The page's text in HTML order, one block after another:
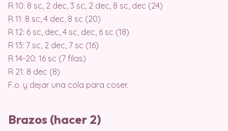
R 10: 8 sc, 2 dec, 3 sc, 2 dec, 8 sc, dec (24)
R 11: 8 sc, 4 dec, 8 sc (20)
R 12: 6 sc, dec, 4 sc, dec, 6 sc (18)
R 13: 7 sc, 2 dec, 7 sc (16)
R 14-20: 16 sc (7 filas)
R 21: 8 dec (8)
F.o. y dejar una cola para coser.
Brazos (hacer 2)